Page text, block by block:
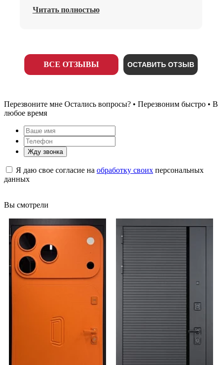
Читать полностью
ВСЕ ОТЗЫВЫ ОСТАВИТЬ ОТЗЫВ
Перезвоните мне Остались вопросы? • Перезвоним быстро • В
любое время
Жду звонка
Я даю свое согласие на обработку своих персональных
данных
Вы смотрели